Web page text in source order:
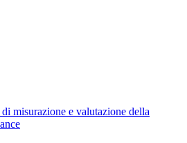
di misurazione e valutazione della